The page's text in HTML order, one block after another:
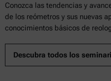
Conozca las tendencias y
de los reómetros y sus nuevas
conocimientos básicos de
Descubra todos los